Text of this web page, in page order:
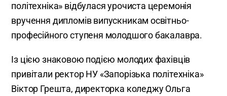
політехніка» відбулася урочиста церемонія
вручення дипломів випускникам освітньо-
професійного ступеня молодшого бакалавра.
Із цією знаковою подією молодих фахівців
привітали ректор НУ «Запорізька політехніка»
Віктор Грешта, директорка коледжу Ольга